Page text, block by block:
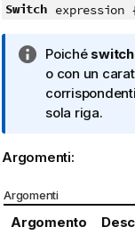
Switch expression
N
o
t
a
n
o
r
m
Poiché switch
o con un
sola riga.
Argomenti:
Argomenti
Argomento